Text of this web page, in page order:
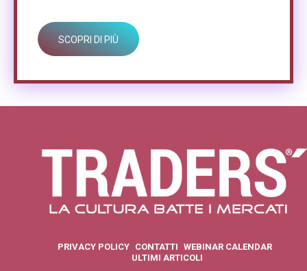
SCOPRI DI PIÙ
PRIVACY POLICY CONTATTI WEBINAR CALENDAR
ULTIMI ARTICOLI